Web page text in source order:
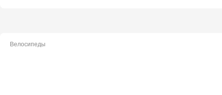
Велосипеды